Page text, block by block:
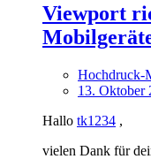
Viewport
Hochdruck-
13. Oktober
Hallo tk1234 ,
vielen Dank für